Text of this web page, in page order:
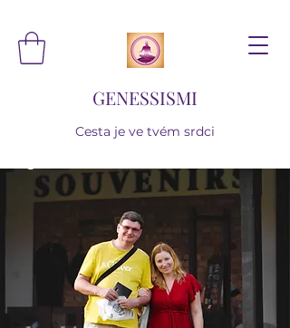
GENESSISMI
Cesta je ve tvém srdci